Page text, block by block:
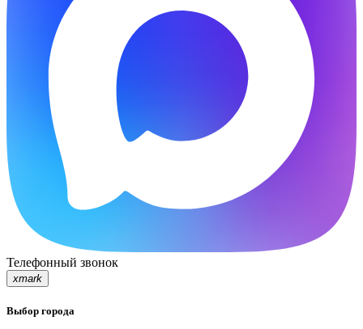
Телефонный звонок
xmark
Выбор города